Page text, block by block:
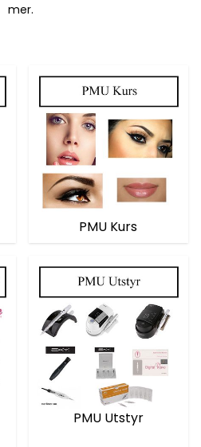
mer.
PMU Kurs
PMU Utstyr